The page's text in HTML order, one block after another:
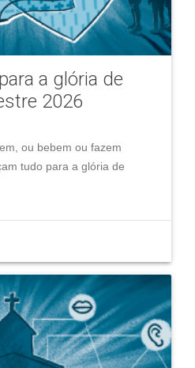
a glória de
2026
ou bebem ou fazem
tudo para a glória de